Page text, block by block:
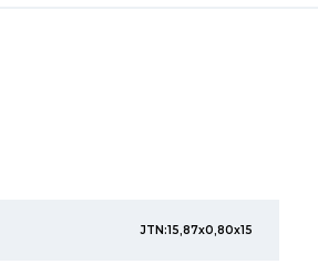
JTN:15,87x0,80x15